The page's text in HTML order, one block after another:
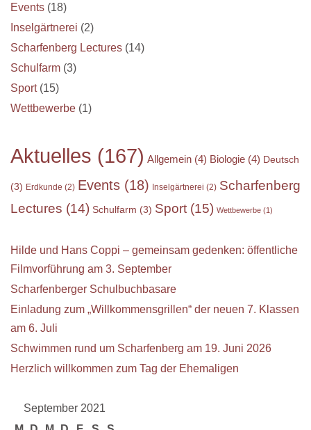
Events (18)
Inselgärtnerei (2)
Scharfenberg Lectures (14)
Schulfarm (3)
Sport(15)
Wettbewerbe (1)
Aktuelles (167) Allgemein (4) Biologie (4) Deutsch
(3) Erdkunde (2) Events (18) Inselgärtnerei (2) Scharfenberg
Lectures (14) Schulfarm (3) Sport (15) Wettbewerbe (1)
Hilde und Hans Coppi – gemeinsam gedenken: öffentliche
Filmvorführung am 3. September
Scharfenberger Schulbuchbasare
Einladung zum „Willkommensgrillen“ der neuen 7. Klassen
am 6. Juli
Schwimmen rund um Scharfenberg am 19. Juni 2026
Herzlich willkommen zum Tag der Ehemaligen
September 2021